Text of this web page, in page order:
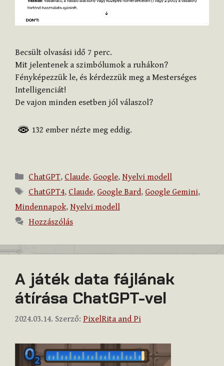
Becsült olvasási idő 7 perc.
Mit jelentenek a szimbólumok a ruhákon?
Fényképezzük le, és kérdezzük meg a Mesterséges
Intelligenciát!
De vajon minden esetben jól válaszol?
132 ember nézte meg eddig.
Kategória
ChatGPT, Claude, Google, Nyelvi modell
Címkék
ChatGPT4, Claude, Google Bard, Google Gemini,
Mindennapok, Nyelvi modell
Hozzászólás
A játék data fájlának
átírása ChatGPT-vel
2024.03.14. Szerző: PixelRita and Pi